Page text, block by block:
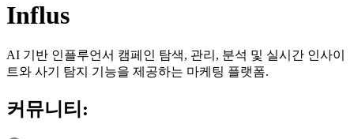
Influs
AI 기반 인플루언서 캠페인 탐색, 관리, 분석 및 실시간 인사이
트와 사기 탐지 기능을 제공하는 마케팅 플랫폼.
커뮤니티 :